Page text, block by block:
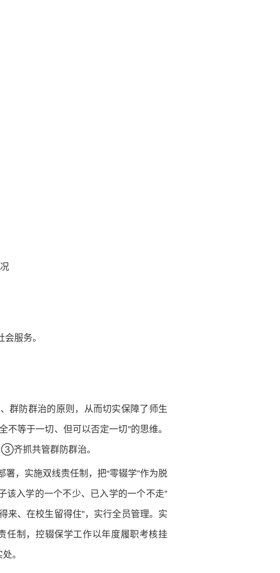
服务。
群防群治的原则，从而切实保障了师生
等于一切、但可以否定一切”的思维。
齐抓共管群防群治。
，实施双线责任制，把“零辍学”作为脱
该入学的一个不少、已入学的一个不走”
来、在校生留得住”，实行全员管理。实
任制，控辍保学工作以年度履职考核挂
。